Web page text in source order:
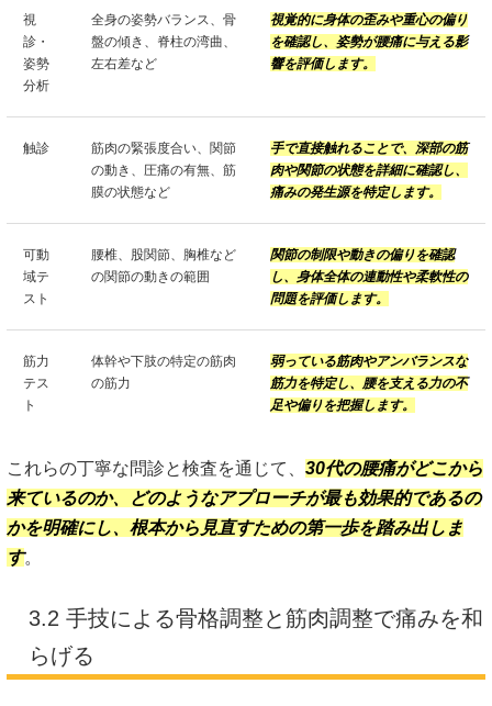
視
診・
姿勢
分析
全身の姿勢バランス、骨
盤の傾き、脊柱の湾曲、
左右差など
視覚的に身体の歪みや重心の偏り
を確認し、姿勢が腰痛に与える影
響を評価します。
触診
筋肉の緊張度合い、関節
の動き、圧痛の有無、筋
膜の状態など
手で直接触れることで、深部の筋
肉や関節の状態を詳細に確認し、
痛みの発生源を特定します。
可動
域テ
スト
腰椎、股関節、胸椎など
の関節の動きの範囲
関節の制限や動きの偏りを確認
し、身体全体の連動性や柔軟性の
問題を評価します。
筋力
テス
ト
体幹や下肢の特定の筋肉
の筋力
弱っている筋肉やアンバランスな
筋力を特定し、腰を支える力の不
足や偏りを把握します。
これらの丁寧な問診と検査を通じて、 30代の腰痛がどこから
来ているのか、どのようなアプローチが最も効果的であるの
かを明確にし、根本から見直すための第一歩を踏み出しま
す。
3.2 手技による骨格調整と筋肉調整で痛みを和
らげる